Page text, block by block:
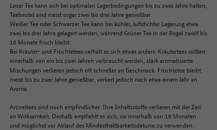
Loser Tee kann sich bei optimalen Lagerbedingungen bis zu zwei Jahre halten,
Teebeutel sind meist sogar zwei bis drei Jahre genießbar.
Weißer Tee oder Schwarzer Tee kann bei kühler, luftdichter Lagerung etwa
zwei bis drei Jahre gelagert werden, während Grüner Tee in der Regel zwölf bis
18 Monate frisch bleibt.
Bei Kräuter- und Früchtetees verhält es sich etwas anders: Kräutertees sollten
innerhalb von ein bis zwei Jahren verbraucht werden, starkaromatisierte
Mischungen verlieren jedoch oft schneller an Geschmack. Früchtetee bleibt
meist bis zu zwei Jahre genießbar, verliert jedoch nach etwa einem Jahr an
Aroma.
Arzneitees sind noch empfindlicher: Ihre Inhaltsstoffe verlieren mit der Zeit
an Wirksamkeit. Deshalb empfiehlt es sich, sie innerhalb von 18 Monaten
und möglichst vor Ablauf des Mindesthaltbarkeitsdatums zu verwenden.